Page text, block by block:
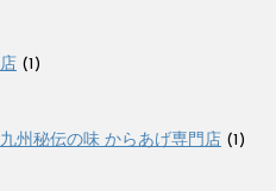
(1)
州秘伝の味 からあげ専門店 (1)